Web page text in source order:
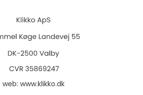
web: www.klikko.dk